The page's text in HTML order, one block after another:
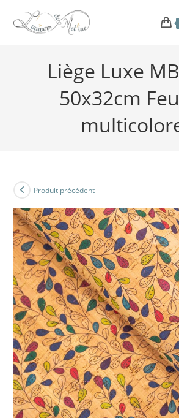
Liège Luxe
50x32cm
Produit précédent